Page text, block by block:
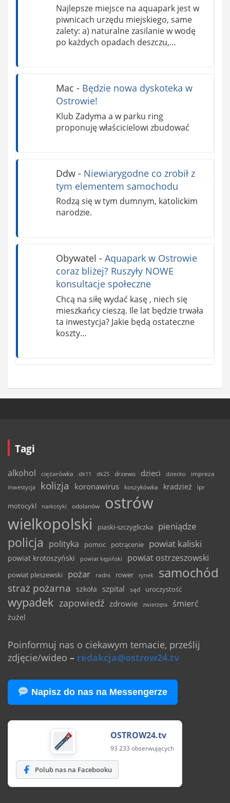
Najlepsze miejsce na aquapark jest w
piwnicach urzędu miejskiego, same
zalety: a) naturalne zasilanie w wodę
po każdych opadach deszczu,…
Mac - Będzie nowa dyskoteka w
Ostrowie!
Klub Zadyma a w parku ring
proponuję właścicielowi zbudować
Ddw- Niewiarygodne co zrobił z
tym elementem samochodu
Rodzą się w tym dumnym, katolickim
narodzie.
Obywatel - Aquapark w Ostrowie
coraz bliżej? Ruszyły NOWE
konsultacje społeczne
Chcą na siłę wydać kasę , niech się
mieszkańcy cieszą. Ile lat będzie trwała
ta inwestycja? Jakie będą ostateczne
koszty…
Tagi
alkohol ciężarówka dk11 dk25 drzewo dzieci dziecko
impreza
inwestycja
kolizja koronawirus koszykówka kradzież lpr
motocykl narkotyki odolanów
ostrów
wielkopolski
piaski-szczygliczka pieniądze
policja polityka pomoc potrącenie powiat kaliski
powiat krotoszyński powiat kępiński powiat ostrzeszowski
powiat pleszewski pożar radni rower rynek samochód
straż pożarna szkoła szpital sąd uroczystość
wypadek zapowiedź zdrowie zwierzęta śmierć
żużel
Poinformuj nas o ciekawym temacie, prześlij
zdjęcie/wideo – redakcja@ostrow24.tv
Napisz do nas na Messengerze
OSTROW24.tv
93 233 obserwujących
Polub nas na Facebooku